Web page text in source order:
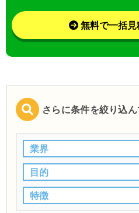
無料で一括
さらに条件を絞り込
業界
目的
特徴